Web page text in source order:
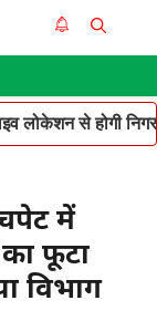
लोकेशन से होगी
में
फूटा
विभाग